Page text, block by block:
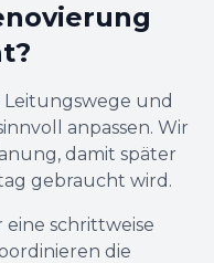
Leitungswege und
anpassen. Wir
damit später
gebraucht wird.
schrittweise
die